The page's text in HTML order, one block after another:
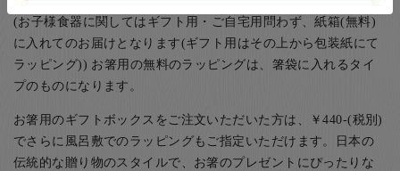
(お子様食器に関してはギフト用・ご自宅用問わず、紙箱(無料)
に入れてのお届けとなります(ギフト用はその上から包装紙にて
ラッピング)) お箸用の無料のラッピングは、箸袋に入れるタイ
プのものになります。
お箸用のギフトボックスをご注文いただいた方は、￥440-(税別)
でさらに風呂敷でのラッピングもご指定いただけます。日本の
伝統的な贈り物のスタイルで、お箸のプレゼントにぴったりな